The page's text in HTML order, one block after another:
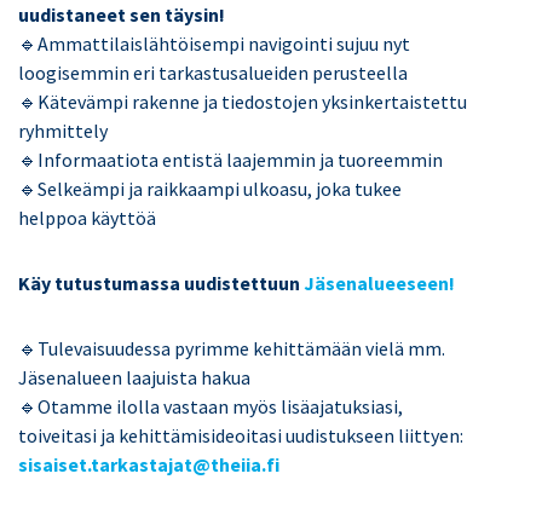
uudistaneet sen täysin!
🔹Ammattilaislähtöisempi navigointi sujuu nyt
loogisemmin eri tarkastusalueiden perusteella
🔹Kätevämpi rakenne ja tiedostojen yksinkertaistettu
ryhmittely
🔹Informaatiota entistä laajemmin ja tuoreemmin
🔹Selkeämpi ja raikkaampi ulkoasu, joka tukee
helppoa käyttöä
Käy tutustumassa uudistettuun Jäsenalueeseen!
🔹Tulevaisuudessa pyrimme kehittämään vielä mm.
Jäsenalueen laajuista hakua
🔹Otamme ilolla vastaan myös lisäajatuksiasi,
toiveitasi ja kehittämisideoitasi uudistukseen liittyen:
sisaiset.tarkastajat@theiia.fi